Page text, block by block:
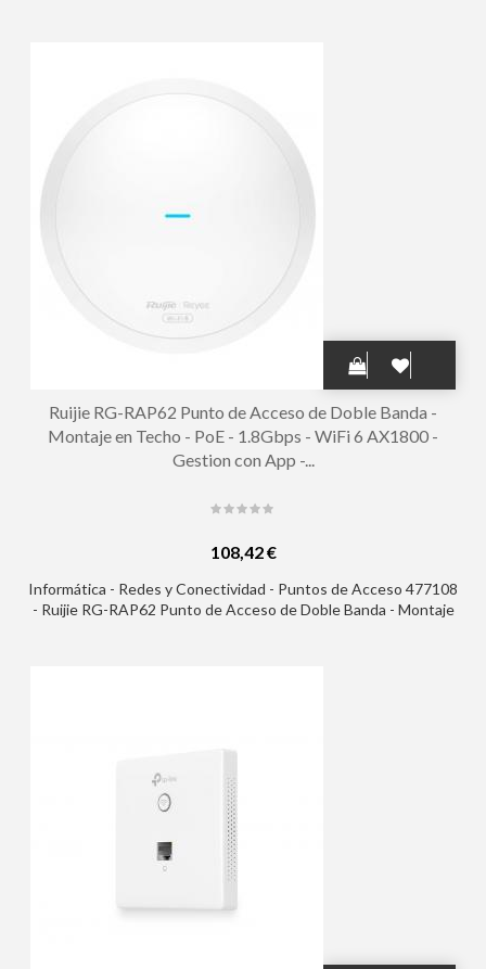
Ruijie RG-RAP62 Punto de Acceso de Doble Banda -
Montaje en Techo - PoE - 1.8Gbps - WiFi 6 AX1800 -
Gestion con App -...
108,42 €
Informática - Redes y Conectividad - Puntos de Acceso 477108
- Ruijie RG-RAP62 Punto de Acceso de Doble Banda - Montaje